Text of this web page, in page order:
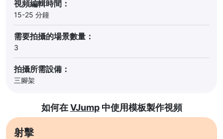
視頻編輯時間：
15-25 分鐘
需要拍攝的場景數量：
3
拍攝所需設備：
三腳架
如何在VJump中使用模板製作視頻
射擊